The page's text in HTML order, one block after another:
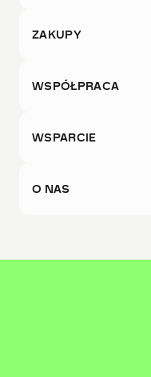
ZAKUPY
WSPÓŁPRACA
WSPARCIE
O NAS